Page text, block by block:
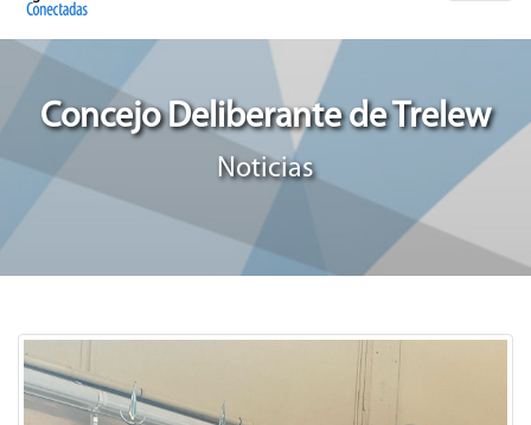
Concejo Deliberante de Trelew
Noticias